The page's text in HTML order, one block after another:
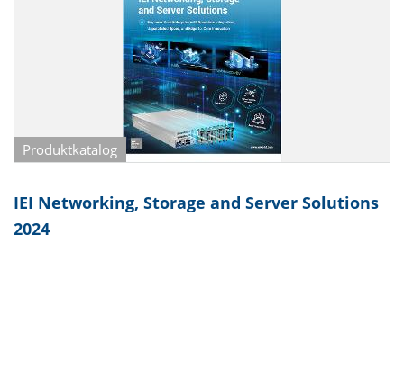
Produktkatalog
IEI Networking, Storage and Server Solutions
2024